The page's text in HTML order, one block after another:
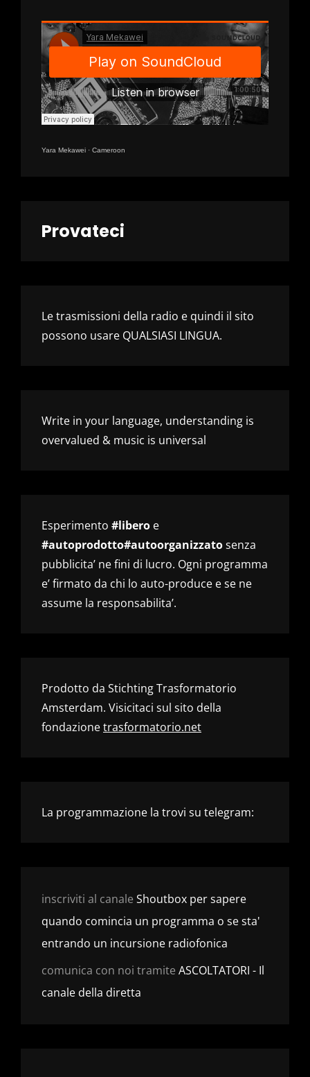
Yara Mekawei · Cameroon
Provateci
Le trasmissioni della radio e quindi il sito
possono usare QUALSIASI LINGUA.
Write in your language, understanding is
overvalued & music is universal
Esperimento #libero e
#autoprodotto#autoorganizzatosenza
pubblicita’ ne fini di lucro. Ogni programma
e’ firmato da chi lo auto-produce e se ne
assume la responsabilita’.
Prodotto da Stichting Trasformatorio
Amsterdam. Visicitaci sul sito della
fondazionetrasformatorio.net
La programmazione la trovi su telegram:
inscriviti al canale Shoutbox per sapere
quando comincia un programma o se sta'
entrando un incursione radiofonica
comunica con noi tramite ASCOLTATORI - Il
canale della diretta